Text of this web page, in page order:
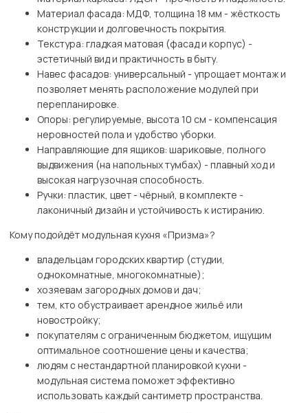
Материал фасада: МДФ, толщина 18 мм - жёсткость
конструкции и долговечность покрытия.
Текстура: гладкая матовая (фасад и корпус) -
эстетичный вид и практичность в быту.
Навес фасадов: универсальный - упрощает монтаж и
позволяет менять расположение модулей при
перепланировке.
Опоры: регулируемые, высота 10 см - компенсация
неровностей пола и удобство уборки.
Направляющие для ящиков: шариковые, полного
выдвижения (на напольных тумбах) - плавный ход и
высокая нагрузочная способность.
Ручки: пластик, цвет - чёрный, в комплекте -
лаконичный дизайн и устойчивость к истиранию.
Кому подойдёт модульная кухня «Призма»?
владельцам городских квартир (студии,
однокомнатные, многокомнатные);
хозяевам загородных домов и дач;
тем, кто обустраивает арендное жильё или
новостройку;
покупателям с ограниченным бюджетом, ищущим
оптимальное соотношение цены и качества;
людям с нестандартной планировкой кухни -
модульная система поможет эффективно
использовать каждый сантиметр пространства.